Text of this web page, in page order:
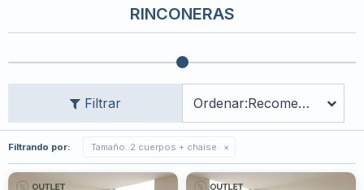
RINCONERAS
Recomendados
Filtrando por: Tamaño: 2 cuerpos + chaise